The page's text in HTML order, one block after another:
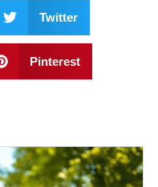
Twitter
Pinterest